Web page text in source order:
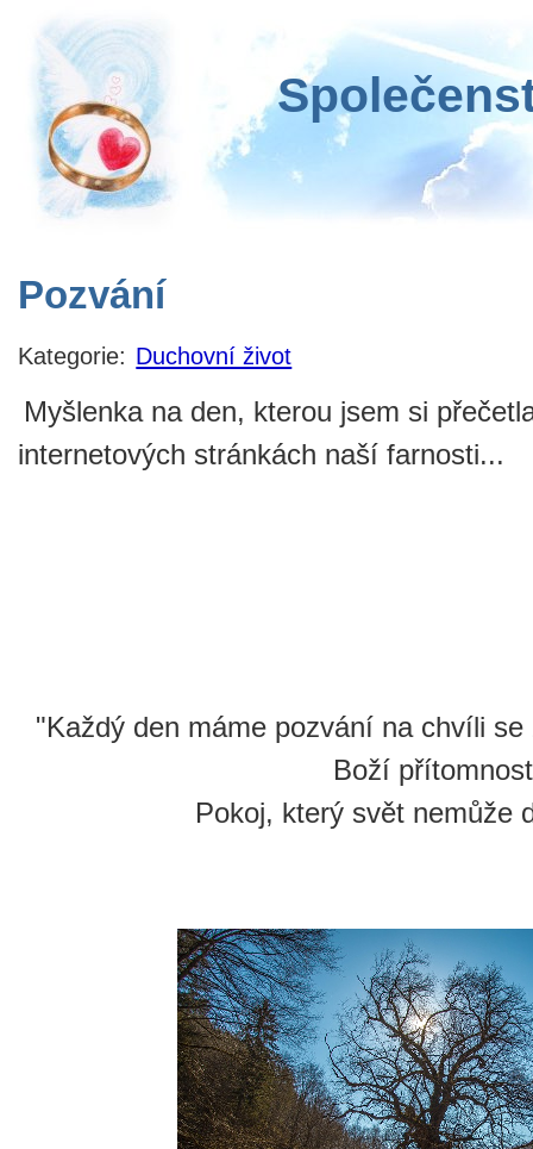
Pozvání
Kategorie: Duchovní život
Myšlenka na den, kterou jsem si
internetových stránkách naší farnosti...
"Každý den máme pozvání na chvíli
Boží
Pokoj, který svět nemůže